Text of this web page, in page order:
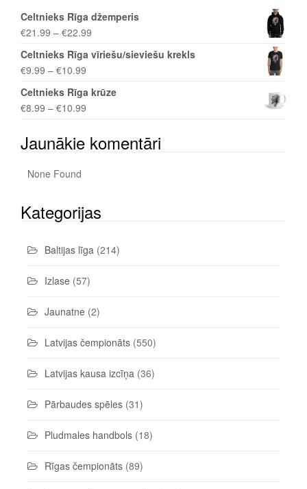
Celtnieks Rīga džemperis
€21.99 – €22.99
Celtnieks Rīga vīriešu/sieviešu krekls
€9.99 – €10.99
Celtnieks Rīga krūze
€8.99 – €10.99
Jaunākie komentāri
None Found
Kategorijas
Baltijas līga (214)
Izlase (57)
Jaunatne (2)
Latvijas čempionāts (550)
Latvijas kausa izcīņa (36)
Pārbaudes spēles (31)
Pludmales handbols (18)
Rīgas čempionāts (89)